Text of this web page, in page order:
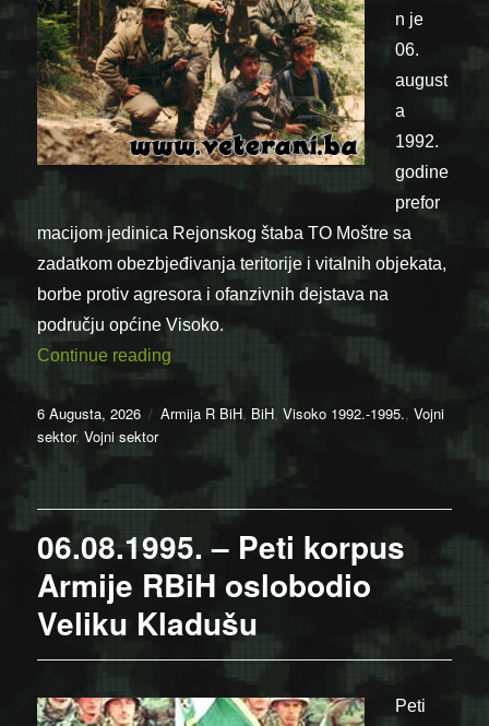
n je
06.
august
a
1992.
godine
prefor
macijom jedinica Rejonskog štaba TO Moštre sa
zadatkom obezbjeđivanja teritorije i vitalnih objekata,
borbe protiv agresora i ofanzivnih dejstava na
području općine Visoko.
Continue reading
Posted
on
6 Augusta, 2026 Categories
Armija R BiH, BiH,Visoko 1992.-1995.,Vojni
sektor,Vojni sektor
06.08.1995. – Peti korpus
Armije RBiH oslobodio
Veliku Kladušu
Peti